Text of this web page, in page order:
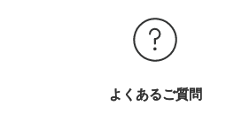
よくあるご質問